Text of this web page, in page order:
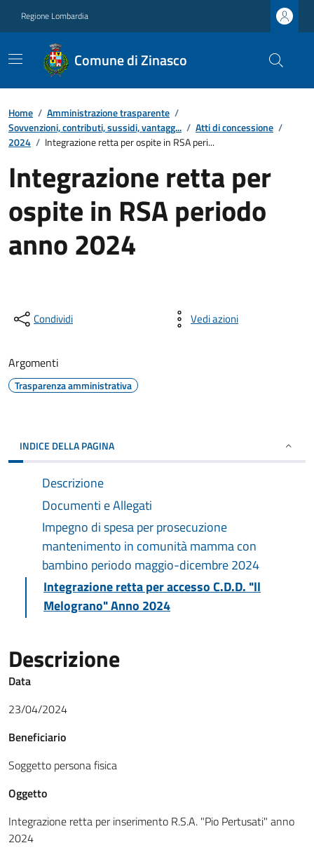
Regione Lombardia
Comune di Zinasco
Home / Amministrazione trasparente /
Sovvenzioni, contributi, sussidi, vantagg... / Atti di concessione /
2024 / Integrazione retta per ospite in RSA peri...
Integrazione retta per
ospite in RSA periodo
anno 2024
Condividi Vedi azioni
Argomenti
Trasparenza amministrativa
INDICE DELLA PAGINA
Descrizione
Documenti e Allegati
Impegno di spesa per prosecuzione
mantenimento in comunità mamma con
bambino periodo maggio-dicembre 2024
Integrazione retta per accesso C.D.D. "ll
Melograno" Anno 2024
Descrizione
Data
23/04/2024
Beneficiario
Soggetto persona fisica
Oggetto
Integrazione retta per inserimento R.S.A. "Pio Pertusati" anno
2024